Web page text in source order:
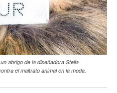
abrigo de la diseñadora Stella
el maltrato animal en la moda.